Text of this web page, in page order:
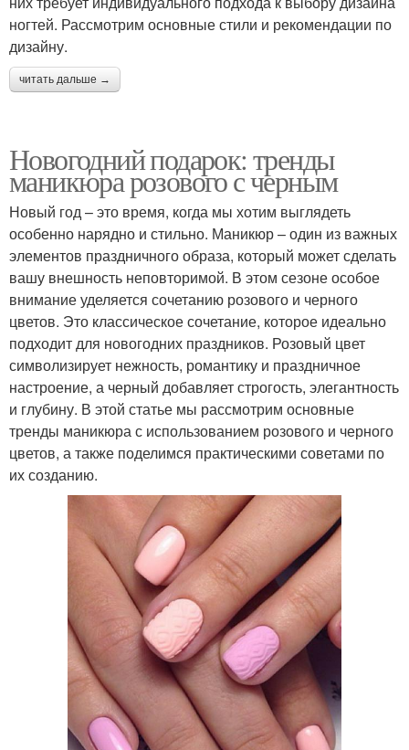
ногтей. Рассмотрим основные стили и рекомендации по
дизайну.
читать дальше →
Новогодний подарок: тренды
маникюра розового с черным
Новый год – это время, когда мы хотим выглядеть
особенно нарядно и стильно. Маникюр – один из важных
элементов праздничного образа, который может сделать
вашу внешность неповторимой. В этом сезоне особое
внимание уделяется сочетанию розового и черного
цветов. Это классическое сочетание, которое идеально
подходит для новогодних праздников. Розовый цвет
символизирует нежность, романтику и праздничное
настроение, а черный добавляет строгость, элегантность
и глубину. В этой статье мы рассмотрим основные
тренды маникюра с использованием розового и черного
цветов, а также поделимся практическими советами по
их созданию.